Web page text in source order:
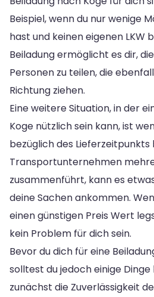
Beispiel, wenn du nur wenige
hast und keinen eigenen LKW
Beiladung ermöglicht es dir,
Personen zu teilen, die
Richtung ziehen.
Eine weitere Situation, in der
Koge nützlich sein kann, ist
bezüglich des Lieferzeitpunkts
Transportunternehmen
zusammenführt, kann es
deine Sachen ankommen.
einen günstigen Preis Wert
kein Problem für dich sein.
Bevor du dich für eine
solltest du jedoch einige
zunächst die Zuverlässigkeit